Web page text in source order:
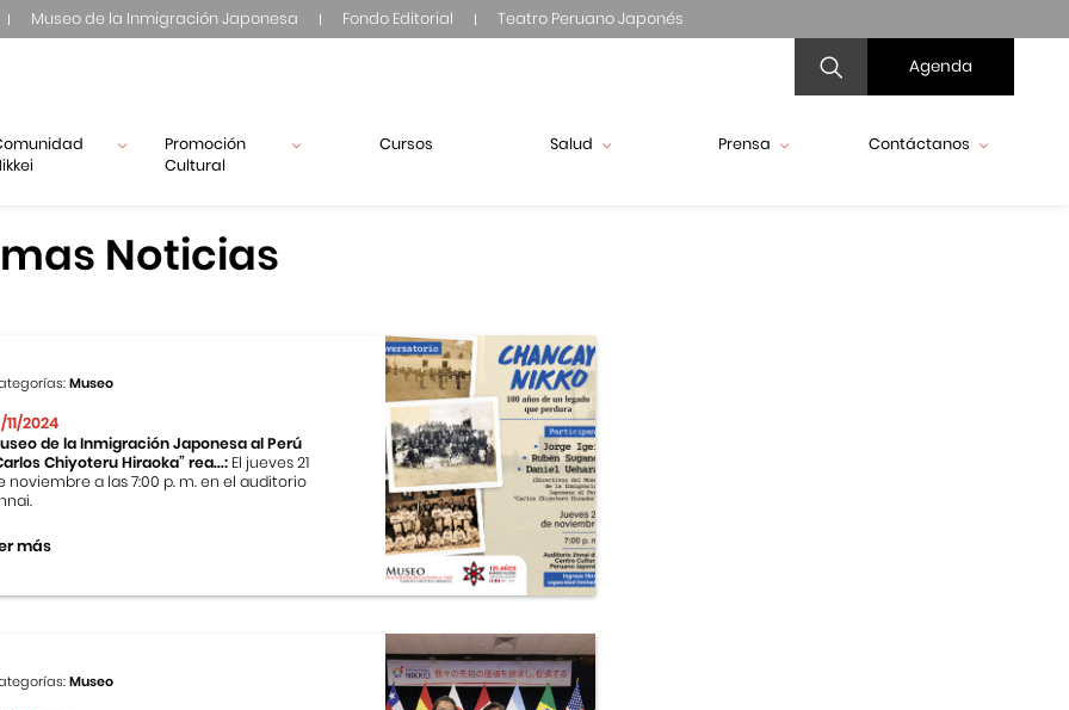
Museo de la Inmigración Japonesa Fondo Editorial Teatro Peruano Japonés
Agenda
Promoción
Cultural
Cursos Salud Prensa Contáctanos
Noticias
Museo
11/2024
de la Inmigración Japonesa al Perú
Chiyoteru Hiraoka” rea...: El jueves 21
noviembre a las 7:00 p. m. en el auditorio
más
Museo